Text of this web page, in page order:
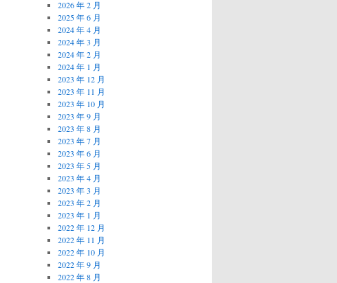
2026 年 2 月
2025 年 6 月
2024 年 4 月
2024 年 3 月
2024 年 2 月
2024 年 1 月
2023 年 12 月
2023 年 11 月
2023 年 10 月
2023 年 9 月
2023 年 8 月
2023 年 7 月
2023 年 6 月
2023 年 5 月
2023 年 4 月
2023 年 3 月
2023 年 2 月
2023 年 1 月
2022 年 12 月
2022 年 11 月
2022 年 10 月
2022 年 9 月
2022 年 8 月